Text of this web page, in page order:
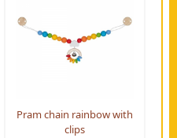
Pram chain rainbow with
clips